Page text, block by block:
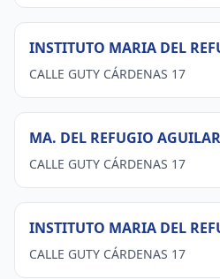
INSTITUTO MARIA DEL
CALLE GUTY CÁRDENAS 17
MA. DEL REFUGIO AGUILAR
CALLE GUTY CÁRDENAS 17
INSTITUTO MARIA DEL
CALLE GUTY CÁRDENAS 17